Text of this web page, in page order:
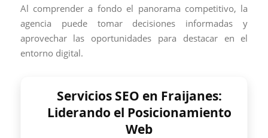
Al comprender a fondo el panorama competitivo, la
agencia puede tomar decisiones informadas y
aprovechar las oportunidades para destacar en el
entorno digital.
Servicios SEO en Fraijanes:
Liderando el Posicionamiento
Web